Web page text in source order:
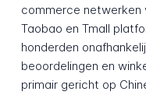
commerce netwerken
Taobao en Tmall
honderden
beoordelingen en
primair gericht op